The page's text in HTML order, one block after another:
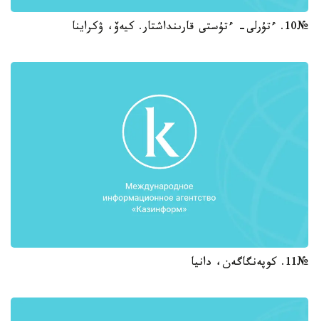
№10. ءتۇرلى- ءتۇستى قارىنداشتار. كيەۆ، ۋكراينا
№11. كوپەنگاگەن، دانيا